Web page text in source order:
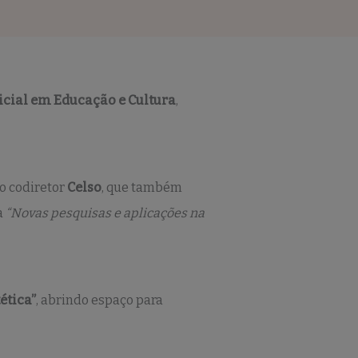
em Educação e Cultura,
codiretor Celso, que também
“Novas pesquisas e aplicações na
, abrindo espaço para